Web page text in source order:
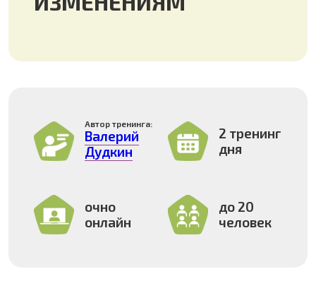
очно
до 20
МОДЕЛЬ ADKAR
структурированного подхода
к управлению изменениями
обсудим практические
А